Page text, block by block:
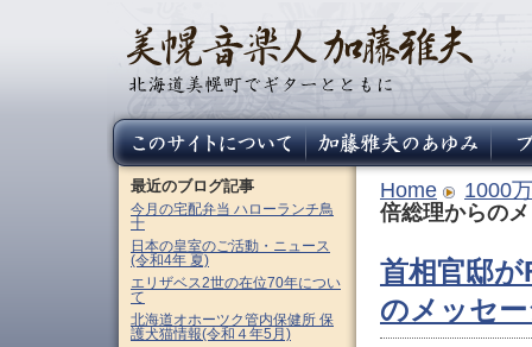
Home
1000
倍総理からの
首相官邸
のメッセ
最近のブログ記事
今月の宅配弁当 ハローランチ鳥
十
日本の皇室のご活動・ニュース
(令和4年 夏)
エリザベス2世の在位70年につい
て
北海道オホーツク管内保健所 保
護犬猫情報(令和４年5月)